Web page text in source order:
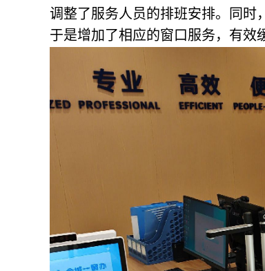
调整了服务人员的排班安排。同时
于是增加了相应的窗口服务，有效